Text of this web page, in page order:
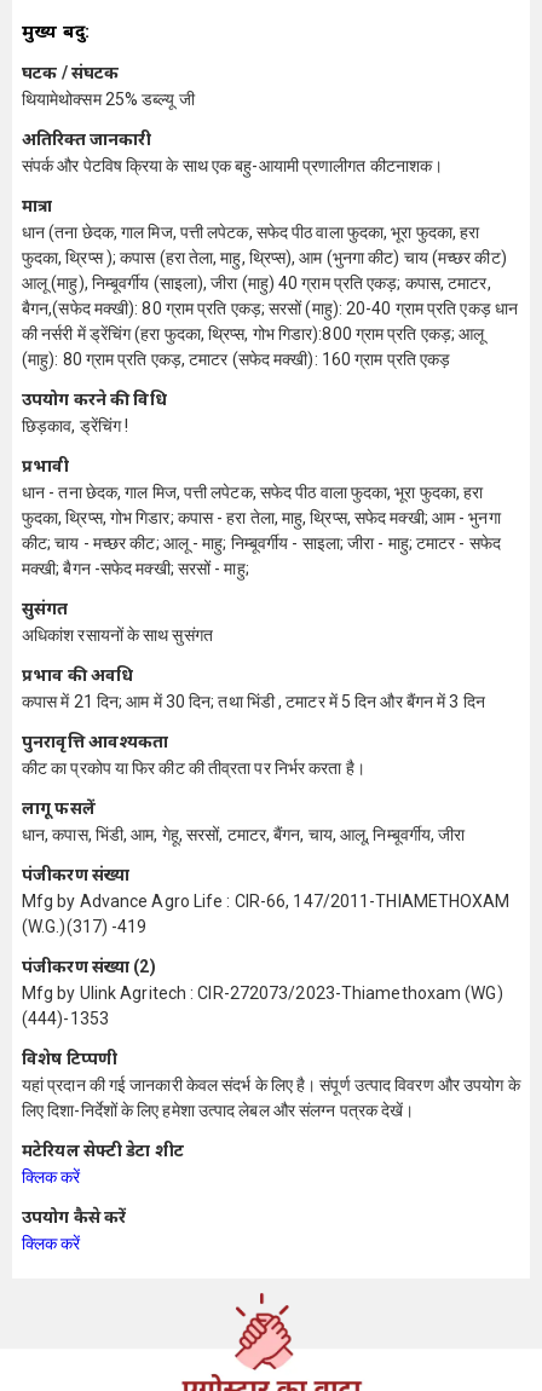
मुख्य बिंदु:
घटक / संघटक
थियामेथोक्सम 25% डब्ल्यू जी
अतिरिक्त जानकारी
संपर्क और पेटविष क्रिया के साथ एक बहु-आयामी प्रणालीगत कीटनाशक।
मात्रा
धान (तना छेदक, गाल मिज, पत्ती लपेटक, सफेद पीठ वाला फुदका, भूरा फुदका, हरा
फुदका, थ्रिप्स ); कपास (हरा तेला, माहु, थ्रिप्स), आम (भुनगा कीट) चाय (मच्छर कीट)
आलू (माहु), निम्बूवर्गीय (साइला), जीरा (माहु) 40 ग्राम प्रति एकड़; कपास, टमाटर,
बैगन,(सफेद मक्खी): 80 ग्राम प्रति एकड़; सरसों (माहु): 20-40 ग्राम प्रति एकड़ धान
की नर्सरी में ड्रेंचिंग (हरा फुदका, थ्रिप्स, गोभ गिडार):800 ग्राम प्रति एकड़; आलू
(माहु): 80 ग्राम प्रति एकड़, टमाटर (सफेद मक्खी): 160 ग्राम प्रति एकड़
उपयोग करने की विधि
छिड़काव, ड्रेंचिंग !
प्रभावी
धान - तना छेदक, गाल मिज, पत्ती लपेटक, सफेद पीठ वाला फुदका, भूरा फुदका, हरा
फुदका, थ्रिप्स, गोभ गिडार; कपास - हरा तेला, माहु, थ्रिप्स, सफेद मक्खी; आम - भुनगा
कीट; चाय - मच्छर कीट; आलू - माहु; निम्बूवर्गीय - साइला; जीरा - माहु; टमाटर - सफेद
मक्खी; बैगन -सफेद मक्खी; सरसों - माहु;
सुसंगत
अधिकांश रसायनों के साथ सुसंगत
प्रभाव की अवधि
कपास में 21 दिन; आम में 30 दिन; तथा भिंडी , टमाटर में 5 दिन और बैंगन में 3 दिन
पुनरावृत्ति आवश्यकता
कीट का प्रकोप या फिर कीट की तीव्रता पर निर्भर करता है।
लागू फसलें
धान, कपास, भिंडी, आम, गेहू, सरसों, टमाटर, बैंगन, चाय, आलू, निम्बूवर्गीय, जीरा
पंजीकरण संख्या
Mfg by Advance Agro Life : CIR-66, 147/2011-THIAMETHOXAM
(W.G.)(317) -419
पंजीकरण संख्या (2)
Mfg by Ulink Agritech : CIR-272073/2023-Thiamethoxam (WG)
(444)-1353
विशेष टिप्पणी
यहां प्रदान की गई जानकारी केवल संदर्भ के लिए है। संपूर्ण उत्पाद विवरण और उपयोग के
लिए दिशा-निर्देशों के लिए हमेशा उत्पाद लेबल और संलग्न पत्रक देखें।
मटेरियल सेफ्टी डेटा शीट
क्लिक करें
उपयोग कैसे करें
क्लिक करें